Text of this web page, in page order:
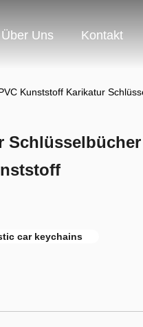
Über Uns Kontakt
Kunststoff Karikatur
Schlüsselbücher
car keychains